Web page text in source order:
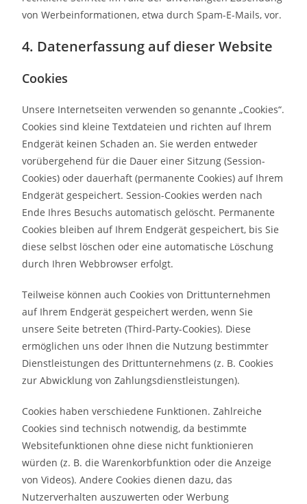
von Werbeinformationen, etwa durch Spam-E-Mails, vor.
4. Datenerfassung auf dieser Website
Cookies
Unsere Internetseiten verwenden so genannte „Cookies“.
Cookies sind kleine Textdateien und richten auf Ihrem
Endgerät keinen Schaden an. Sie werden entweder
vorübergehend für die Dauer einer Sitzung (Session-
Cookies) oder dauerhaft (permanente Cookies) auf Ihrem
Endgerät gespeichert. Session-Cookies werden nach
Ende Ihres Besuchs automatisch gelöscht. Permanente
Cookies bleiben auf Ihrem Endgerät gespeichert, bis Sie
diese selbst löschen oder eine automatische Löschung
durch Ihren Webbrowser erfolgt.
Teilweise können auch Cookies von Drittunternehmen
auf Ihrem Endgerät gespeichert werden, wenn Sie
unsere Seite betreten (Third-Party-Cookies). Diese
ermöglichen uns oder Ihnen die Nutzung bestimmter
Dienstleistungen des Drittunternehmens (z. B. Cookies
zur Abwicklung von Zahlungsdienstleistungen).
Cookies haben verschiedene Funktionen. Zahlreiche
Cookies sind technisch notwendig, da bestimmte
Websitefunktionen ohne diese nicht funktionieren
würden (z. B. die Warenkorbfunktion oder die Anzeige
von Videos). Andere Cookies dienen dazu, das
Nutzerverhalten auszuwerten oder Werbung